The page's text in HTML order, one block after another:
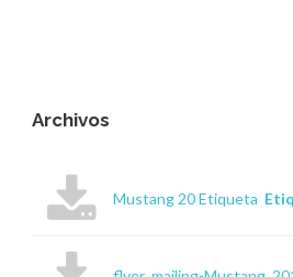
Archivos
Mustang 20 Etiqueta